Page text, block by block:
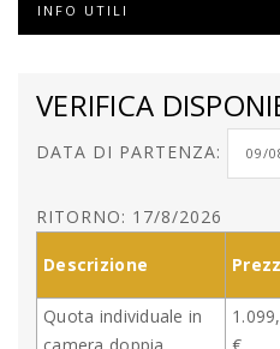
INFO UTILI
VERIFICA
DATA DI PARTENZA:
RITORNO: 17/8/2026
Descrizione
Quota individuale in